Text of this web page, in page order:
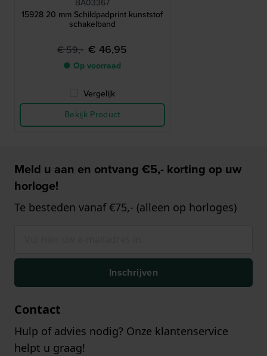
BA03367
15928 20 mm Schildpadprint kunststof
schakelband
€ 59,- € 46,95
● Op voorraad
Vergelijk
Bekijk Product
Meld u aan en ontvang €5,- korting op uw
horloge!
Te besteden vanaf €75,- (alleen op horloges)
Inschrijven
Contact
Hulp of advies nodig? Onze klantenservice
helpt u graag!